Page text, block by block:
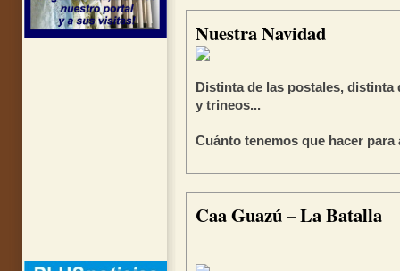
Nuestra Navidad
Distinta de las postales, distinta
y trineos...
Cuánto tenemos que hacer
Caa Guazú – La Batalla